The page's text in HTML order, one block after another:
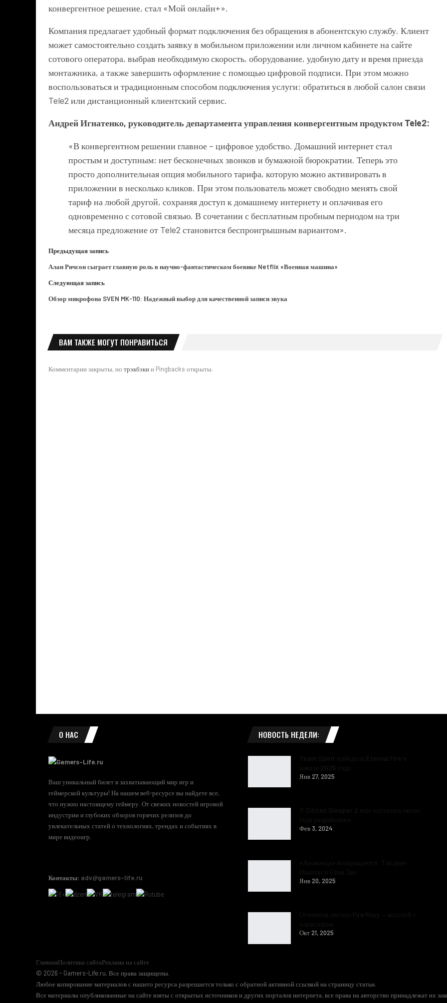
конвергентное решение, стал «Мой онлайн+».
Компания предлагает удобный формат подключения без обращения в абонентскую службу. Клиент
может самостоятельно создать заявку в мобильном приложении или личном кабинете на сайте
сотового оператора, выбрав необходимую скорость, оборудование, удобную дату и время приезда
монтажника, а также завершить оформление с помощью цифровой подписи. При этом можно
воспользоваться и традиционным способом подключения услуги: обратиться в любой салон связи
Tele2 или дистанционный клиентский сервис.
Андрей Игнатенко, руководитель департамента управления конвергентным продуктом Tele2:
«В конвергентном решении главное – цифровое удобство. Домашний интернет стал
простым и доступным: нет бесконечных звонков и бумажной бюрократии. Теперь это
просто дополнительная опция мобильного тарифа, которую можно активировать в
приложении в несколько кликов. При этом пользователь может свободно менять свой
тариф на любой другой, сохраняя доступ к домашнему интернету и оплачивая его
одновременно с сотовой связью. В сочетании с бесплатным пробным периодом на три
месяца предложение от Tele2 становится беспроигрышным вариантом».
Предыдущая запись
Алан Ричсон сыграет главную роль в научно-фантастическом боевике Netflix «Военная машина»
Следующая запись
Обзор микрофона SVEN MK-110: Надежный выбор для качественной записи звука
ВАМ ТАКЖЕ МОГУТ ПОНРАВИТЬСЯ
Комментарии закрыты, но трэкбэкии Pingbacks открыты.
О НАС
Ваш уникальный билет в захватывающий мир игр и
геймерской культуры! На нашем веб-ресурсе вы найдете все,
что нужно настоящему геймеру. От свежих новостей игровой
индустрии и глубоких обзоров горячих релизов до
увлекательных статей о технологиях, трендах и событиях в
мире видеоигр.
Контакты: adv@gamers-life.ru
НОВОСТЬ НЕДЕЛИ:
Янв 27, 2025
Фев 3, 2024
Янв 20, 2025
Окт 21, 2025
ГлавнаяПолитика сайтаРеклама на сайте
© 2026 - Gamers-Life.ru. Все права защищены.
Любое копирование материалов с нашего ресурса разрешается только с обратной активной ссылкой на страницу статьи.
Все материалы опубликованные на сайте взяты с открытых источников и других порталов интернета, все права на авторство принадлежат их